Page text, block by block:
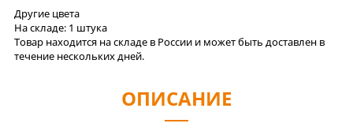
Другие цвета
На складе: 1 штука
Товар находится на складе в России и может быть доставлен в
течение нескольких дней.
ОПИСАНИЕ